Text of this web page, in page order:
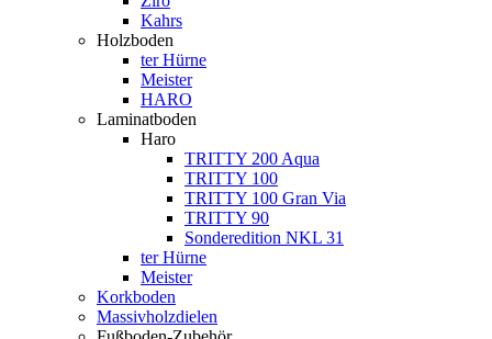
Kahrs
Holzboden
ter Hürne
Meister
HARO
Laminatboden
Haro
TRITTY 200 Aqua
TRITTY 100
TRITTY 100 Gran Via
TRITTY 90
Sonderedition NKL 31
ter Hürne
Meister
Korkboden
Massivholzdielen